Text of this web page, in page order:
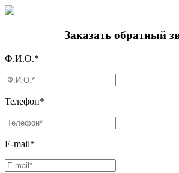
Заказать обратный
Ф.И.О.*
Телефон*
E-mail*